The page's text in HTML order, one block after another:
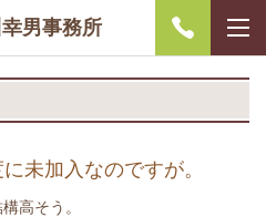
男事務所
未加入なのですが。
高そう。